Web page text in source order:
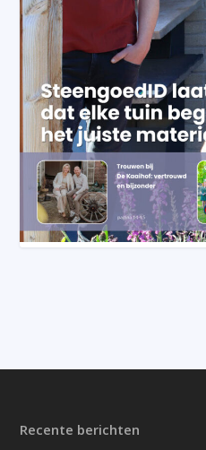
Recente berichten